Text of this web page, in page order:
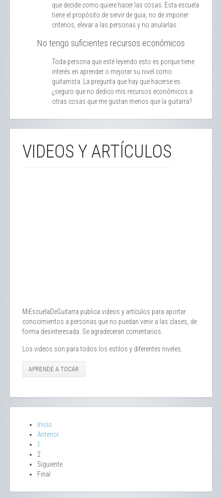
que decide como quiere hacer las cosas. Esta escuela
tiene el propósito de servir de guia, no de imponer
criterios, elevar a las personas y no anularlas.
No tengo suficientes recursos económicos
Toda persona que esté leyendo esto es porque tiene
interés en aprender o mejorar su nivel como
guitarrista. La pregunta que hay que hacerse es
¿seguro que no dedico mis recursos económicos a
otras cosas que me gustan menos que la guitarra?
VIDEOS Y ARTÍCULOS
MiEscuelaDeGuitarra publica videos y artículos para aportar
conocimientos a personas que no puedan venir a las clases, de
forma desinteresada. Se agradeceran comentarios.
Los videos son para todos los estilos y diferentes niveles.
APRENDE A TOCAR
Inicio
Anterior
1
2
Siguiente
Final